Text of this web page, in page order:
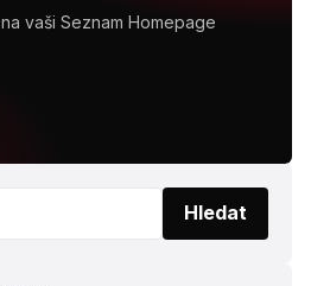
na vaši Seznam Homepage
Hledat